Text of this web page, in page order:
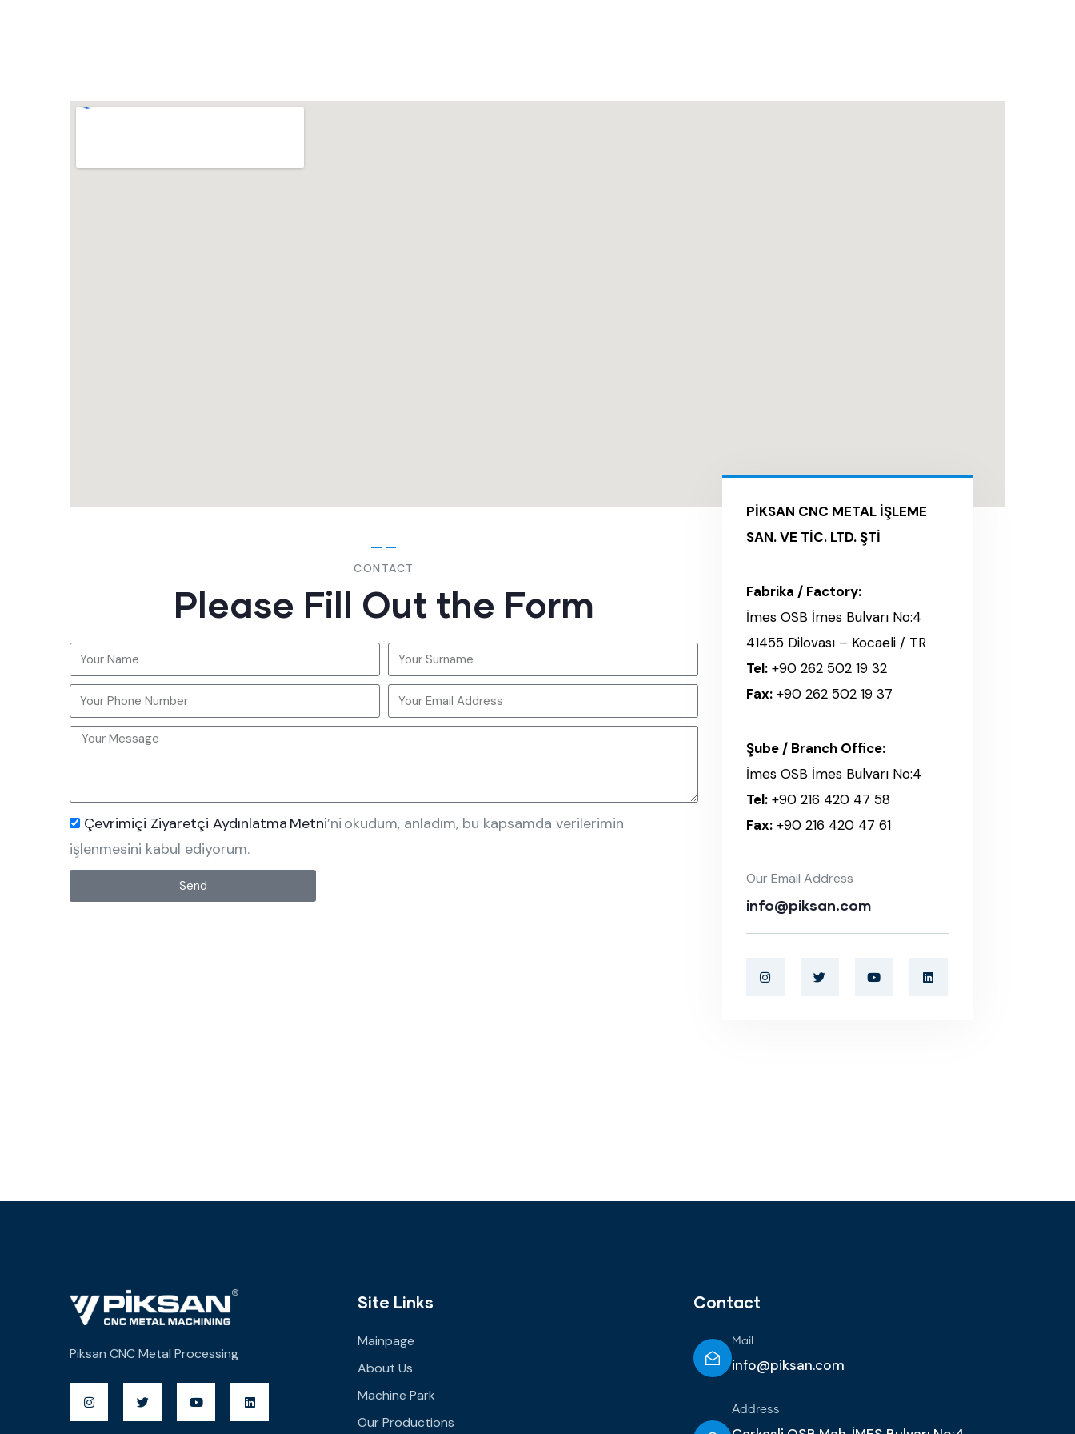
CONTACT
Please Fill Out the Form
Çevrimiçi Ziyaretçi Aydınlatma Metni’ni okudum, anladım, bu kapsamda verilerimin
işlenmesini kabul ediyorum.
Send
PİKSAN CNC METAL İŞLEME
SAN. VE TİC. LTD. ŞTİ
Fabrika / Factory:
İmes OSB İmes Bulvarı No:4
41455 Dilovası – Kocaeli / TR
Tel:+90 262 502 19 32
Fax:+90 262 502 19 37
Şube / Branch Office:
İmes OSB İmes Bulvarı No:4
Tel:+90 216 420 47 58
Fax:+90 216 420 47 61
Our Email Address
info@piksan.com
Piksan CNC Metal Processing
Site Links
Mainpage
About Us
Machine Park
Our Productions
Contact
Mail
info@piksan.com
Address